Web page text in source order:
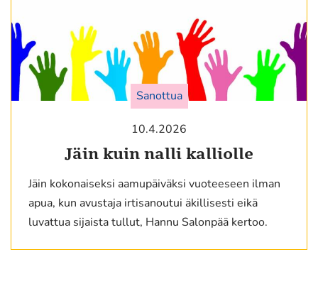
Sanottua
10.4.2026
Jäin kuin nalli kalliolle
Jäin kokonaiseksi aamupäiväksi vuoteeseen ilman
apua, kun avustaja irtisanoutui äkillisesti eikä
luvattua sijaista tullut, Hannu Salonpää kertoo.